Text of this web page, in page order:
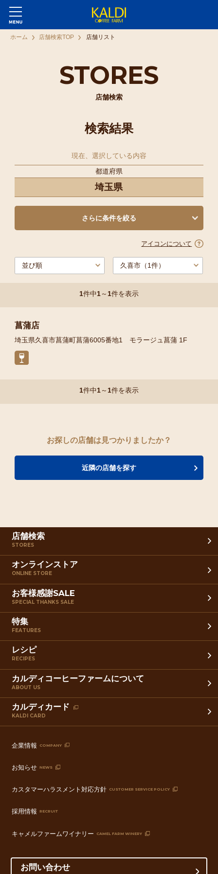
STORES
店舗検索
ホーム 店舗検索TOP 店舗リスト
検索結果
現在、選択している内容
都道府県
埼玉県
さらに条件を絞る
1件中1～1件を表示
アイコンについて
菖蒲店
埼玉県久喜市菖蒲町菖蒲6005番地1 モラージュ菖蒲 1F
1件中1～ 1件を表示
お探しの店舗は見つかりましたか？
近隣の店舗を探す
店舗検索
STORES
オンラインストア
ONLINE STORE
お客様感謝SALE
SPECIAL THANKS SALE
特集
FEATURES
レシピ
RECIPES
カルディコーヒーファームについて
ABOUT US
カルディカード
KALDI CARD
企業情報 COMPANY
お知らせ NEWS
カスタマーハラスメント対応方針 CUSTOMER SERVICE POLICY
採用情報 RECRUIT
キャメルファームワイナリー CAMEL FARM WINERY
お問い合わせ